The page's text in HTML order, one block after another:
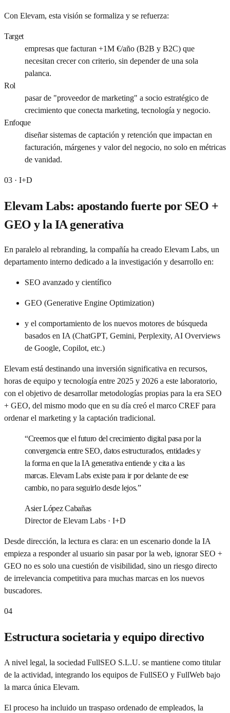
Con Elevam, esta visión se formaliza y se refuerza:
Target
empresas que facturan +1M €/año (B2B y B2C) que
necesitan crecer con criterio, sin depender de una sola
palanca.
Rol
pasar de "proveedor de marketing" a socio estratégico de
crecimiento que conecta marketing, tecnología y negocio.
Enfoque
diseñar sistemas de captación y retención que impactan en
facturación, márgenes y valor del negocio, no solo en métricas
de vanidad.
03 · I+D
Elevam Labs: apostando fuerte por SEO +
GEO y la IA generativa
En paralelo al rebranding, la compañía ha creado Elevam Labs, un
departamento interno dedicado a la investigación y desarrollo en:
SEO avanzado y científico
GEO (Generative Engine Optimization)
y el comportamiento de los nuevos motores de búsqueda
basados en IA (ChatGPT, Gemini, Perplexity, AI Overviews
de Google, Copilot, etc.)
Elevam está destinando una inversión significativa en recursos,
horas de equipo y tecnología entre 2025 y 2026 a este laboratorio,
con el objetivo de desarrollar metodologías propias para la era SEO
+ GEO, del mismo modo que en su día creó el marco CREF para
ordenar el marketing y la captación tradicional.
“Creemos que el futuro del crecimiento digital pasa por la
convergencia entre SEO, datos estructurados, entidades y
la forma en que la IA generativa entiende y cita a las
marcas. Elevam Labs existe para ir por delante de ese
cambio, no para seguirlo desde lejos.”
Asier López Cabañas
Director de Elevam Labs · I+D
Desde dirección, la lectura es clara: en un escenario donde la IA
empieza a responder al usuario sin pasar por la web, ignorar SEO +
GEO no es solo una cuestión de visibilidad, sino un riesgo directo
de irrelevancia competitiva para muchas marcas en los nuevos
buscadores.
04
Estructura societaria y equipo directivo
A nivel legal, la sociedad FullSEO S.L.U. se mantiene como titular
de la actividad, integrando los equipos de FullSEO y FullWeb bajo
la marca única Elevam.
El proceso ha incluido un traspaso ordenado de empleados, la